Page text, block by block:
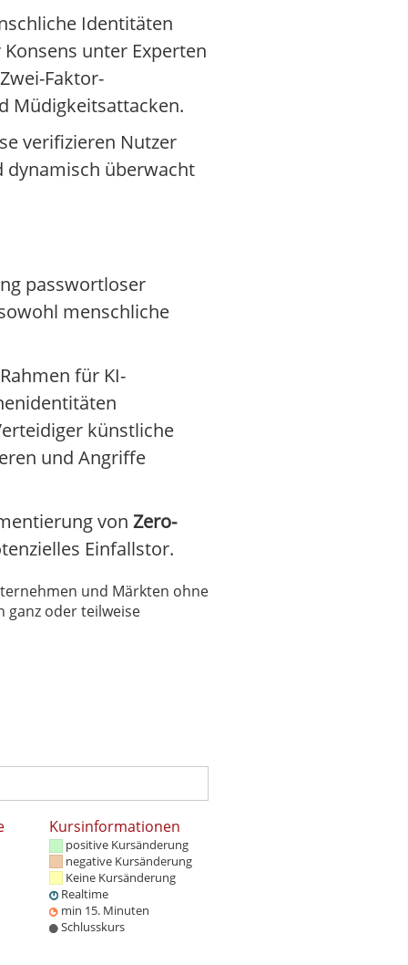
Identitäten
unter Experten
Faktor-
Müdigkeitsattacken.
verifizieren Nutzer
dynamisch überwacht
passwortloser
menschliche
für KI-
künstliche
und Angriffe
von Zero-
Einfallstor.
und Märkten ohne
ganz oder teilweise
Kursinformationen
positive Kursänderung
negative Kursänderung
Keine Kursänderung
Realtime
min 15. Minuten
Schlusskurs